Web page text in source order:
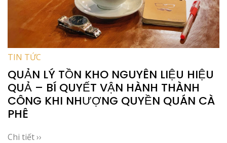
TIN TỨC
QUẢN LÝ TỒN KHO NGUYÊN LIỆU HIỆU
QUẢ – BÍ QUYẾT VẬN HÀNH THÀNH
CÔNG KHI NHƯỢNG QUYỀN QUÁN CÀ
PHÊ
Chi tiết ››